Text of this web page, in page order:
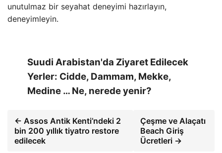
unutulmaz bir seyahat deneyimi hazırlayın,
deneyimleyin.
Suudi Arabistan'da Ziyaret Edilecek
Yerler: Cidde, Dammam, Mekke,
Medine … Ne, nerede yenir?
← Assos Antik Kenti’ndeki 2
bin 200 yıllık tiyatro restore
edilecek
Çeşme ve Alaçatı
Beach Giriş
Ücretleri →